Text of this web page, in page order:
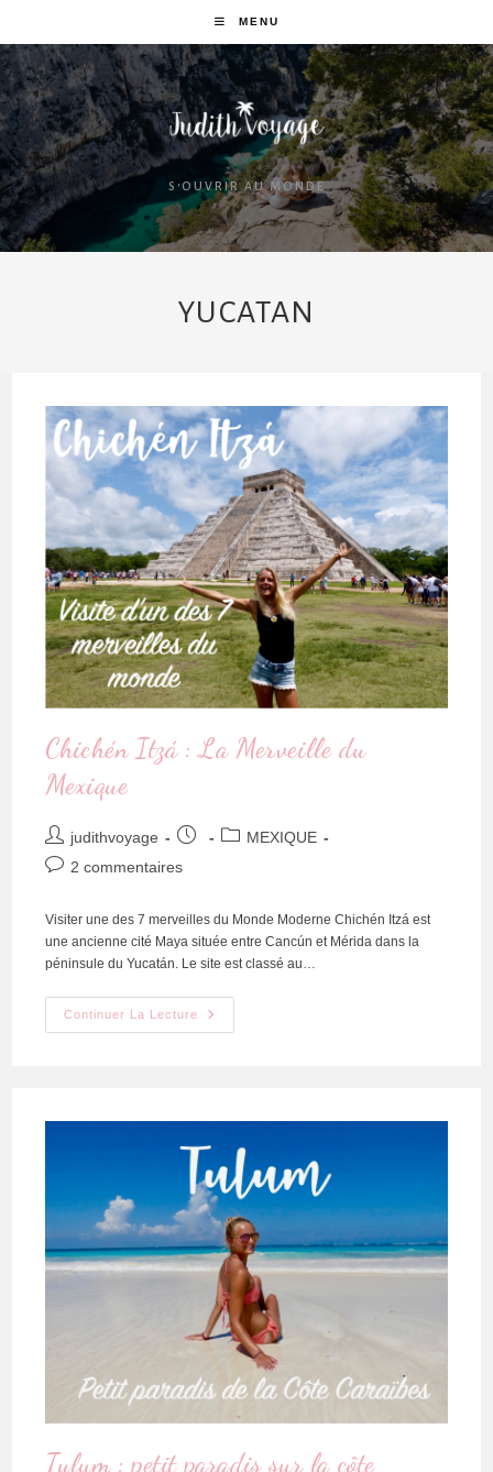
MENU
S'OUVRIR AU MONDE
YUCATAN
Chichén Itzá : La Merveille du
Mexique
judithvoyage
MEXIQUE
2 commentaires
Visiter une des 7 merveilles du Monde Moderne Chichén Itzá est
une ancienne cité Maya située entre Cancún et Mérida dans la
péninsule du Yucatán. Le site est classé au…
Continuer La Lecture
Tulum : petit paradis sur la côte